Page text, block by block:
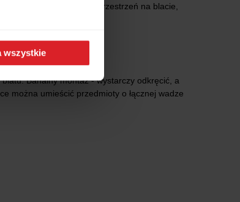
wszystkie
zyskasz dodatkową przestrzeń na blacie,
Banalny montaż - wystarczy odkręcić, a
można umieścić przedmioty o łącznej wadze